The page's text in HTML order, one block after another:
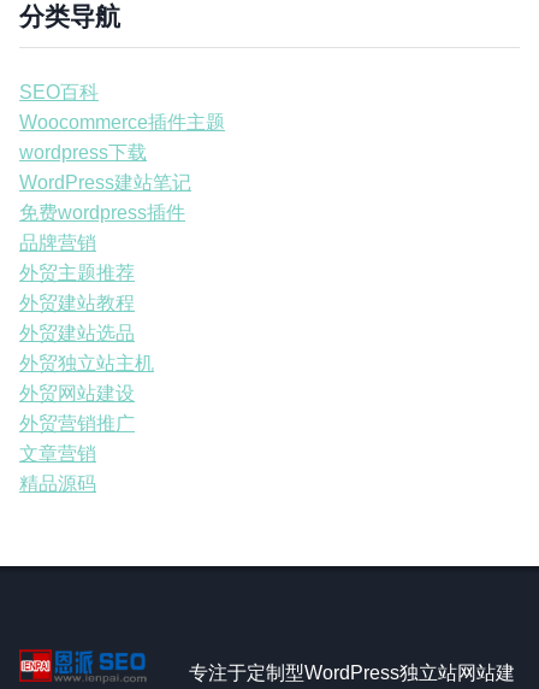
分类导航
SEO百科
Woocommerce插件主题
wordpress下载
WordPress建站笔记
免费wordpress插件
品牌营销
外贸主题推荐
外贸建站教程
外贸建站选品
外贸独立站主机
外贸网站建设
外贸营销推广
文章营销
精品源码
专注于定制型WordPress独立站网站建